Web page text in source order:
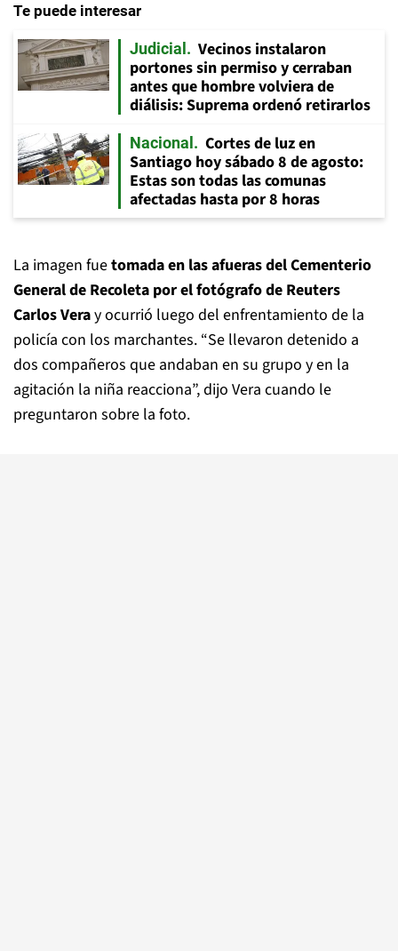
Te puede interesar
Judicial
Vecinos instalaron
portones sin permiso y cerraban
antes que hombre volviera de
diálisis: Suprema ordenó retirarlos
Nacional
Cortes de luz en
Santiago hoy sábado 8 de agosto:
Estas son todas las comunas
afectadas hasta por 8 horas
La imagen fuetomada en las afueras del Cementerio
General de Recoleta por el fotógrafo de Reuters
Carlos Veray ocurrió luego del enfrentamiento de la
policía con los marchantes. “Se llevaron detenido a
dos compañeros que andaban en su grupo y en la
agitación la niña reacciona”, dijo Vera cuando le
preguntaron sobre la foto.